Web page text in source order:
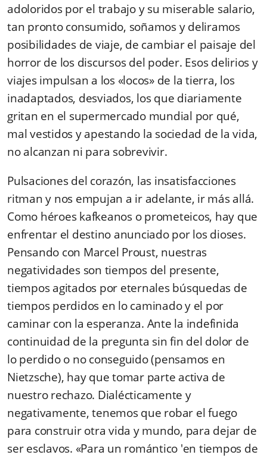
adoloridos por el trabajo y su miserable salario,
tan pronto consumido, soñamos y deliramos
posibilidades de viaje, de cambiar el paisaje del
horror de los discursos del poder. Esos delirios y
viajes impulsan a los «locos» de la tierra, los
inadaptados, desviados, los que diariamente
gritan en el supermercado mundial por qué,
mal vestidos y apestando la sociedad de la vida,
no alcanzan ni para sobrevivir.
Pulsaciones del corazón, las insatisfacciones
ritman y nos empujan a ir adelante, ir más allá.
Como héroes kafkeanos o prometeicos, hay que
enfrentar el destino anunciado por los dio­ses.
Pensando con Marcel Proust, nuestras
negatividades son tiempos del presente,
tiempos agitados por eternales búsquedas de
tiempos perdidos en lo caminado y el por
caminar con la esperanza. Ante la indefinida
continuidad de la pregunta sin fin del dolor de
lo perdido o no conseguido (pensamos en
Nietzsche), hay que tomar parte activa de
nuestro rechazo. Dialécticamente y
negativamente, tenemos que robar el fuego
para construir otra vida y mundo, para dejar de
ser esclavos. «Para un romántico 'en tiempos de